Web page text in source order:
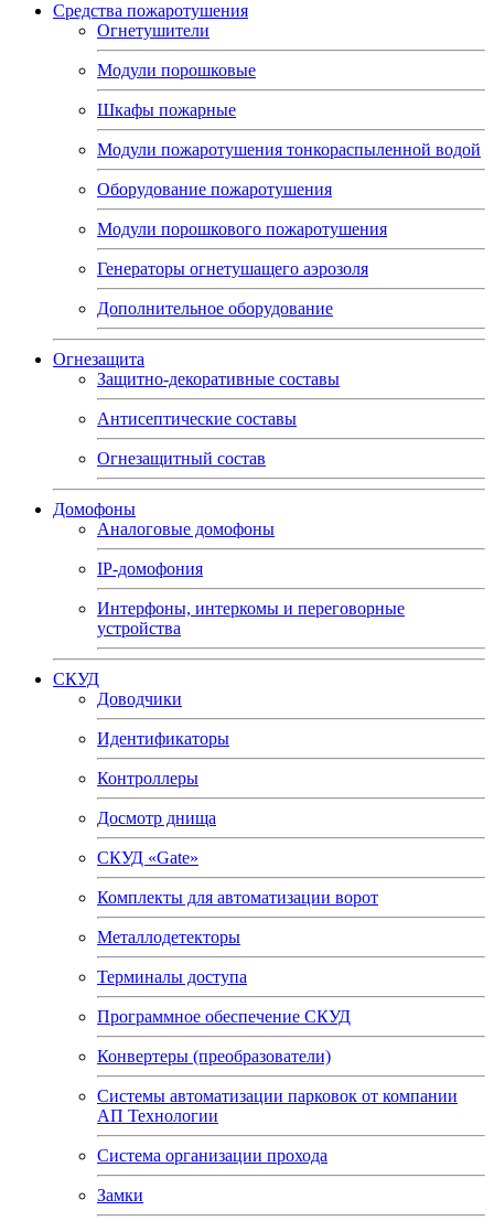
Средства пожаротушения
Огнетушители
Модули порошковые
Шкафы пожарные
Модули пожаротушения тонкораспыленной водой
Оборудование пожаротушения
Модули порошкового пожаротушения
Генераторы огнетушащего аэрозоля
Дополнительное оборудование
Огнезащита
Защитно-декоративные составы
Антисептические составы
Огнезащитный состав
Домофоны
Аналоговые домофоны
IP-домофония
Интерфоны, интеркомы и переговорные
устройства
СКУД
Доводчики
Идентификаторы
Контроллеры
Досмотр днища
СКУД «Gate»
Комплекты для автоматизации ворот
Металлодетекторы
Терминалы доступа
Программное обеспечение СКУД
Конвертеры (преобразователи)
Системы автоматизации парковок от компании
АП Технологии
Система организации прохода
Замки